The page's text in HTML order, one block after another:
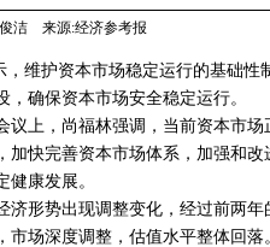
洁 来源:经济参考报
维护资本市场稳定运行的基础性
确保资本市场安全稳定运行。
上，尚福林强调，当前资本市场
快完善资本市场体系，加强和改
康发展。
形势出现调整变化，经过前两年
场深度调整，估值水平整体回落